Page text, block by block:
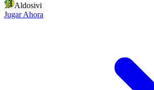
Aldosivi
Jugar Ahora